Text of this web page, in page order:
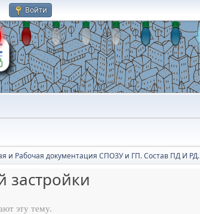
Войти
и Рабочая документация СПОЗУ и ГП. Состав ПД И РД.
застройки
эту тему.